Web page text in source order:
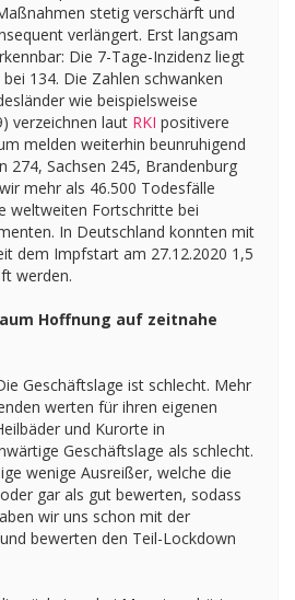
stetig verschärft und
verlängert. Erst langsam
Die 7-Tage-Inzidenz liegt
134. Die Zahlen schwanken
wie beispielsweise
verzeichnen laut RKI positivere
melden weiterhin beunruhigend
274, Sachsen 245, Brandenburg
mehr als 46.500 Todesfälle
weltweiten Fortschritte bei
In Deutschland konnten mit
dem Impfstart am 27.12.2020 1,5
werden.
Hoffnung auf zeitnahe
Geschäftslage ist schlecht. Mehr
werten für ihren eigenen
und Kurorte in
Geschäftslage als schlecht.
wenige Ausreißer, welche die
gar als gut bewerten, sodass
wir uns schon mit der
bewerten den Teil-Lockdown